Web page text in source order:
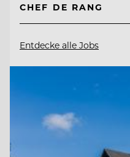
CHEF DE RANG
Entdecke alle Jobs